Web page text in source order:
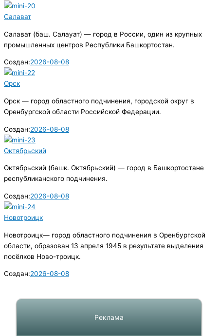
Салават
Салават (баш. Салауат) — город в России, один из крупных
промышленных центров Республики Башкортостан.
Создан:2026-08-08
Орск
Орск — город областного подчинения, городской округ в
Оренбургской области Российской Федерации.
Создан:2026-08-08
Октябрьский
Октябрьский (башк. Октябрьский) — город в Башкортостане
республиканского подчинения.
Создан:2026-08-08
Новотроицк
Новотроицк— город областного подчинения в Оренбургской
области, образован 13 апреля 1945 в результате выделения
посёлков Ново-троицк.
Создан:2026-08-08
Реклама